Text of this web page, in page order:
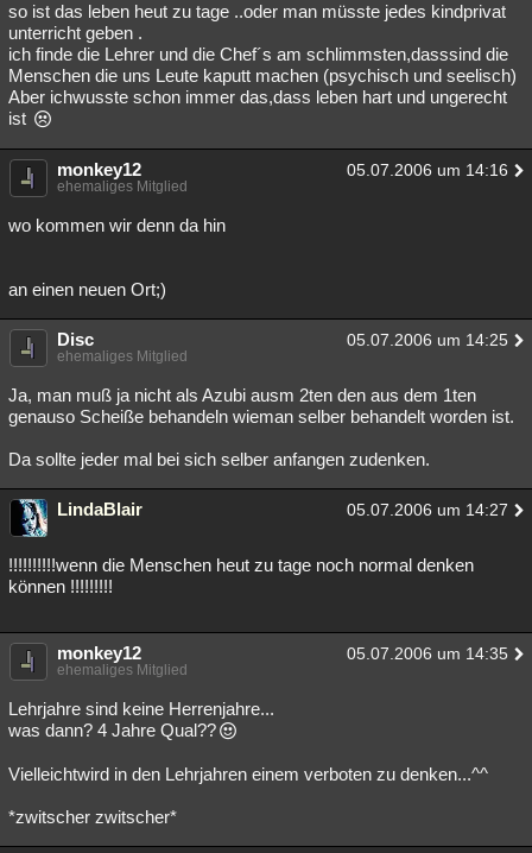
so ist das leben heut zu tage ..oder man müsste jedes kindprivat
unterricht geben .
ich finde die Lehrer und die Chef´s am schlimmsten,dasssind die
Menschen die uns Leute kaputt machen (psychisch und seelisch)
Aber ichwusste schon immer das,dass leben hart und ungerecht
ist
monkey12 05.07.2006 um 14:16
ehemaliges Mitglied
wo kommen wir denn da hin
an einen neuen Ort;)
Disc 05.07.2006 um 14:25
ehemaliges Mitglied
Ja, man muß ja nicht als Azubi ausm 2ten den aus dem 1ten
genauso Scheiße behandeln wieman selber behandelt worden ist.
Da sollte jeder mal bei sich selber anfangen zudenken.
LindaBlair 05.07.2006 um 14:27
!!!!!!!!!!wenn die Menschen heut zu tage noch normal denken
können !!!!!!!!!
monkey12 05.07.2006 um 14:35
ehemaliges Mitglied
Lehrjahre sind keine Herrenjahre...
was dann? 4 Jahre Qual??
Vielleichtwird in den Lehrjahren einem verboten zu denken...^^
*zwitscher zwitscher*